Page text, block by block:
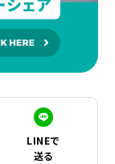
LINEで
送る